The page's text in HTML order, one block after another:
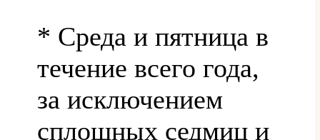
* Среда и пятница в
течение всего года,
за исключением
сплошных седмиц и